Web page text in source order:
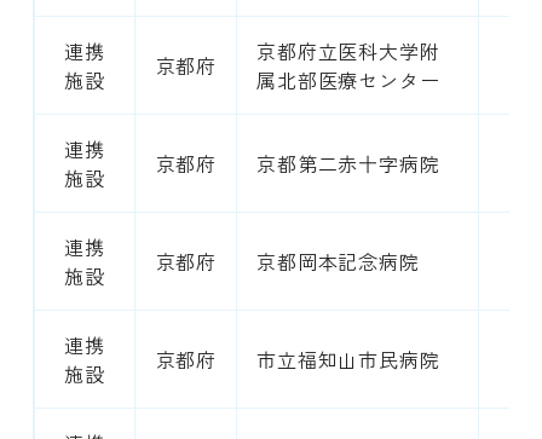
連携
施設
京都府
京都府立医科大学附
属北部医療センター
連携
施設
京都府 京都第二赤十字病院
連携
施設
京都府 京都岡本記念病院
連携
施設
京都府 市立福知山市民病院